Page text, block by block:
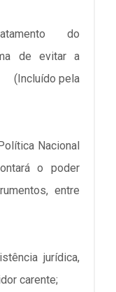
do
de evitar a
(Incluído pela
Nacional
o poder
entre
jurídica,
carente;